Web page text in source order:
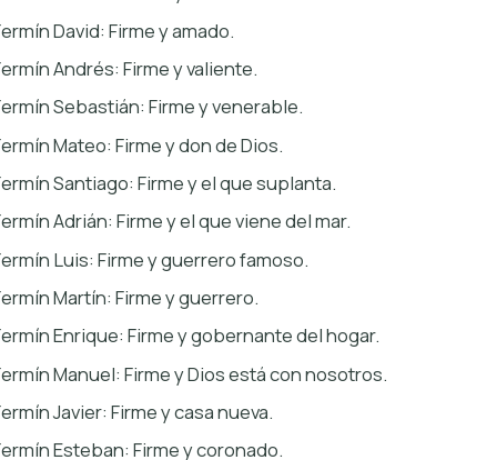
David: Firme y amado.
Andrés: Firme y valiente.
Sebastián: Firme y venerable.
Mateo: Firme y don de Dios.
Santiago: Firme y el que suplanta.
Adrián: Firme y el que viene del mar.
Luis: Firme y guerrero famoso.
Martín: Firme y guerrero.
Enrique: Firme y gobernante del hogar.
Manuel: Firme y Dios está con nosotros.
Javier: Firme y casa nueva.
Esteban: Firme y coronado.